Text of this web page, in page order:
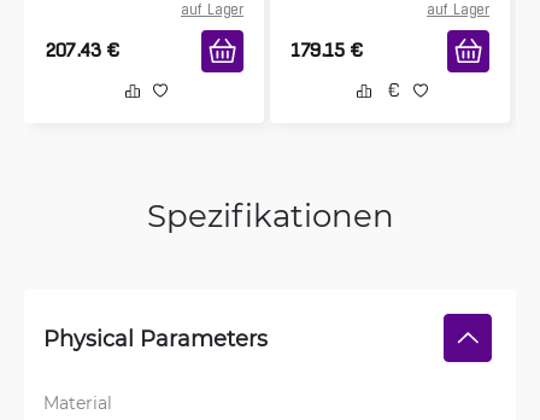
auf Lager
207.43 €
auf Lager
179.15 €
Spezifikationen
Physical Parameters
Material